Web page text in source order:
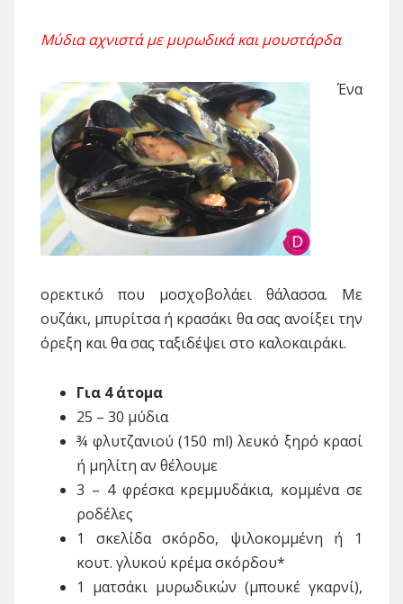
Μύδια αχνιστά με μυρωδικά και μουστάρδα
Ένα
ορεκτικό που μοσχοβολάει θάλασσα. Με
ουζάκι, μπυρίτσα ή κρασάκι θα σας ανοίξει την
όρεξη και θα σας ταξιδέψει στο καλοκαιράκι.
Για 4 άτομα
25 – 30 μύδια
¾ φλυτζανιού (150 ml) λευκό ξηρό κρασί
ή μηλίτη αν θέλουμε
3 – 4 φρέσκα κρεμμυδάκια, κομμένα σε
ροδέλες
1 σκελίδα σκόρδο, ψιλοκομμένη ή 1
κουτ. γλυκού κρέμα σκόρδου*
1 ματσάκι μυρωδικών (μπουκέ γκαρνί),